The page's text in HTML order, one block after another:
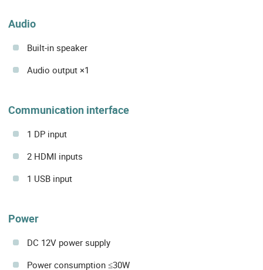
Audio
Built-in speaker
Audio output ×1
Communication interface
1 DP input
2 HDMI inputs
1 USB input
Power
DC 12V power supply
Power consumption ≤30W